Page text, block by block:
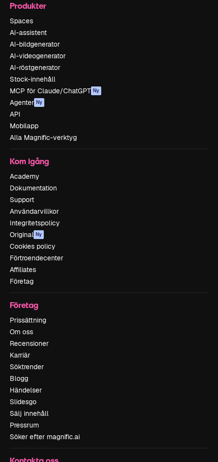
Produkter
Spaces
AI-assistent
AI-bildgenerator
AI-videogenerator
AI-röstgenerator
Stock-innehåll
MCP för Claude/ChatGPT Ny
Agenter Ny
API
Mobilapp
Alla Magnific-verktyg
Kom igång
Academy
Dokumentation
Support
Användarvillkor
Integritetspolicy
Original Ny
Cookies policy
Förtroendecenter
Affiliates
Företag
Företag
Prissättning
Om oss
Recensioner
Karriär
Söktrender
Blogg
Händelser
Slidesgo
Sälj innehåll
Pressrum
Söker efter magnific.ai